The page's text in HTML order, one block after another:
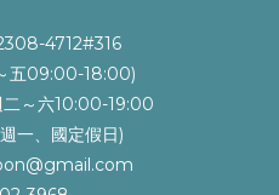
4712#316
五09:00-18:00)
～六10:00-19:00
一、國定假日)